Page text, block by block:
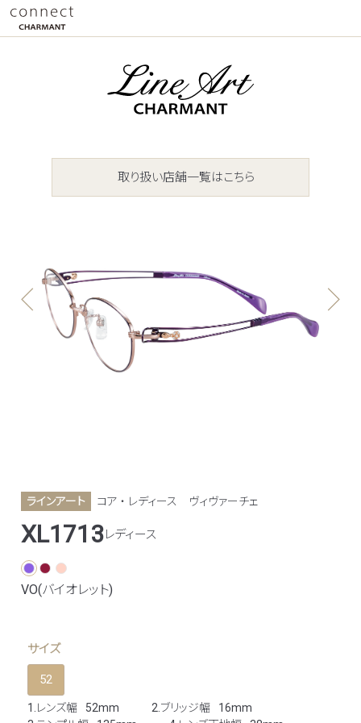
取り扱い店舗一覧はこちら
ラインアート コア ・ レディース ヴィヴァーチェ
XL1713レディース
VO(バイオレット)
サイズ
52
1.レンズ幅 52mm 2.ブリッジ幅
16mm